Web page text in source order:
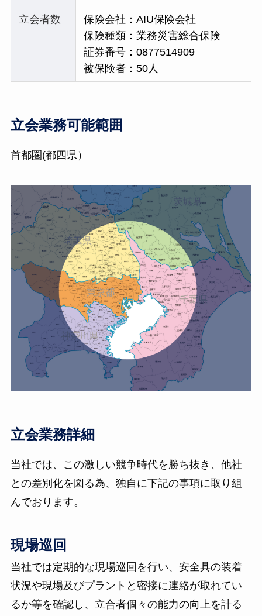
立会者数
保険会社：AIU保険会社
保険種類：業務災害総合保険
証券番号：0877514909
被保険者：50人
立会業務可能範囲
首都圏(都四県）
立会業務詳細
当社では、この激しい競争時代を勝ち抜き、他社
との差別化を図る為、独自に下記の事項に取り組
んでおります。
現場巡回
当社では定期的な現場巡回を行い、安全具の装着
状況や現場及びプラントと密接に連絡が取れてい
るか等を確認し、立合者個々の能力の向上を計る